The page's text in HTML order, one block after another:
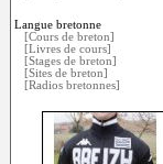
Langue bretonne
[Cours de breton]
[Livres de cours]
[Stages de breton]
[Sites de breton]
[Radios bretonnes]